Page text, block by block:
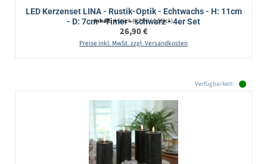
LED Kerzenset LINA - Rustik-Optik - Echtwachs - H: 11cm
- D: 7cm - Timer - schwarz - 4er Set
Inhalt:4 Stück(6,73 € / 1 Stück)
Regulärer Preis:
26,90 €
Preise inkl. MwSt. zzgl. Versandkosten
Verfügbarkeit: